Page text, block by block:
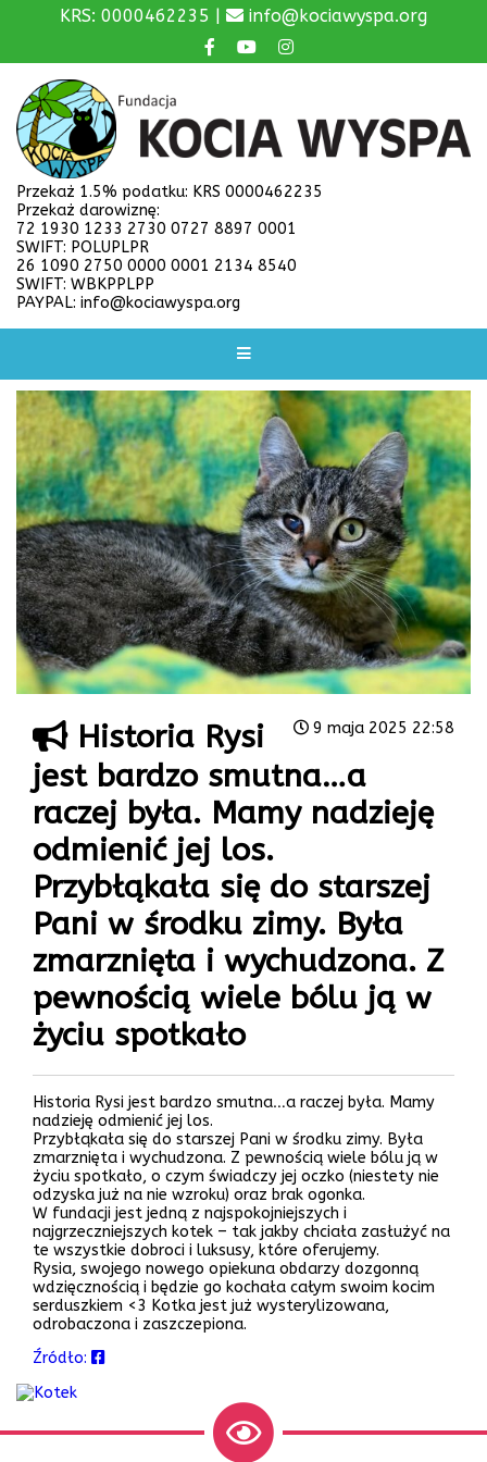
KRS: 0000462235 | info@kociawyspa.org
Przekaż 1.5% podatku: KRS 0000462235
Przekaż darowiznę:
72 1930 1233 2730 0727 8897 0001
SWIFT: POLUPLPR
26 1090 2750 0000 0001 2134 8540
SWIFT: WBKPPLPP
PAYPAL: info@kociawyspa.org
9 maja 2025 22:58
Historia Rysi
jest bardzo smutna…a
raczej była. Mamy nadzieję
odmienić jej los.
Przybłąkała się do starszej
Pani w środku zimy. Była
zmarznięta i wychudzona. Z
pewnością wiele bólu ją w
życiu spotkało
Historia Rysi jest bardzo smutna…a raczej była. Mamy
nadzieję odmienić jej los.
Przybłąkała się do starszej Pani w środku zimy. Była
zmarznięta i wychudzona. Z pewnością wiele bólu ją w
życiu spotkało, o czym świadczy jej oczko (niestety nie
odzyska już na nie wzroku) oraz brak ogonka.
W fundacji jest jedną z najspokojniejszych i
najgrzeczniejszych kotek – tak jakby chciała zasłużyć na
te wszystkie dobroci i luksusy, które oferujemy.
Rysia, swojego nowego opiekuna obdarzy dozgonną
wdzięcznością i będzie go kochała całym swoim kocim
serduszkiem <3 Kotka jest już wysterylizowana,
odrobaczona i zaszczepiona.
Źródło: